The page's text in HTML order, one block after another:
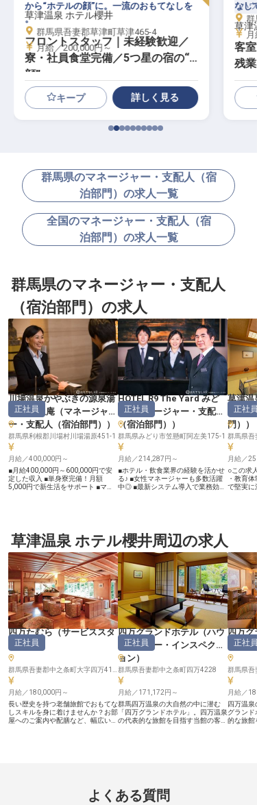
草津温泉 ホテル櫻井
フロントスタッフ｜未経験歓迎／
寮・社員食堂完備／5つ星の宿の“
顔”
から“ホテルの顔”に。一流のおもてなしを
。
群馬県吾妻郡草津町草津465-4
月給／200,000円～
キープ 詳しく見る
ハ
草津
客
残
く
なし
群
群馬県のマネージャー・支配人（宿
泊部門）の求人一覧
全国のマネージャー・支配人（宿
泊部門）の求人一覧
群馬県のマネージャー・支配人
（宿泊部門）の求人
川場温泉かやぶきの源泉湯
宿 悠湯里庵 （マネージャ
ー・支配人（宿泊部門）
）
正社員
群馬県利根郡川場村川場湯原451-1
月給／400,000円～
■月給400,000円～600,000円で安
定した収入 ■単身寮完備！月額
5,000円で新生活をサポート ■マネ
た、趣ある温泉宿でのお仕事です。
お客様一人ひとりに寄り添い、心に
残る滞在を演出するおもてなしの心
を大切にしています。 かやぶきの
温もりと源泉かけ流しの湯が織りな
す癒しの空間で、お客様に最高の安
らぎを提供しませんか。あなたの経
験と情熱が、この宿の新たな魅力を
創造します。 ーー【成長を支える
環境と、充実した福利厚生】 様々
な部署と連携し、旅館全体の成長を
肌で感じられるやりがいのある環境
です。あなたのマネジメント経験を
活かし、チームをまとめ、より良い
サービスを追求してください。 単
身寮や賄い、退職金制度など、長く
安心して働ける福利厚生も充実。心
安らぐ住まいと共に、キャリアアッ
プを目指せる理想の舞台がここにあ
ります。 ※2026年03月31日時点の
情報です
HOTEL R9 The Yard みど
り（マネージャー・支配人
（宿泊部門）
）
正社員
群馬県みどり市笠懸町阿左美175-1
月給／214,287円～
■ホテル・飲食業界の経験を活かせ
る♪ ■女性マネージャーも多数活躍
中◎ ■最新システム導入で業務効率
スマホでのセルフチェックインな
ど、DXを推進し、お客様の快適さ
と業務効率を両立させています。ホ
テルや飲食業界での経験を持つあな
たの知識とホスピタリティが、私た
ちのサービス品質をさらに高めてく
れるはず。チームワークを大切にし
ながら、お客様一人ひとりに寄り添
ったおもてなしを提供できる環境で
す★ 経験を活かしながら新しいホ
テル運営のカタチを一緒に創ってい
きましょう！ ーー【成長できる環
境で、あなたのキャリアを次のステ
ージへ】 当ホテルでは、運営マネ
ージャーとして予約管理からスタッ
フ教育、施設管理まで幅広い業務に
携わっていただきます。女性マネー
ジャーも多数活躍中で、性別に関わ
らずキャリアアップできる環境が整
っています♪ 夜勤はほとんどなく、
ワークライフバランスも確保。夏季
休暇3日、冬季休暇5日に加え、有
給休暇もしっかり取得できます◎
引っ越し費用援助制度もあるので、
草津温
ャー
門）
）
正社員
群馬県吾
月給／
○この求
・教育
で堅実に
草津のシ
近くに佇
東舘」で
マネージャー
～35万
結婚など
休暇制度
内で約
イステイ
運営する
テルフ
ジメント
っていた
宿泊部門
ージャー
を図りた
ョナル
からのご
す。 従業員割引制度、資格取得支
援制度と
生があり
草津温泉 ホテル櫻井周辺の求人
四万たむら（サービススタ
ッフ）
正社員
月給／180,000円～
長い歴史を持つ老舗旅館でおもてな
しスキルを身に着けませんか？お部
屋へのご案内や配膳など、幅広い業
イレ、ミニキッチン付！電気水道込
みで月7,000円～11,000円と破格の
四万グランドホテル（ハウ
スキーパー・インスペクシ
ョン）
正社員
群馬県吾妻郡中之条町四万4228
月給／171,172円～
群馬四万温泉の大自然の中に潜む
「四万グランドホテル」。四万温泉
の代表的な旅館を目指す当館の客室
道代込み、世帯寮も電気・水道代込
みです！ご家族との移住にもおすす
四万グ
ント）
正社員
群馬県吾
月給／
四万温泉
グランド
的な旅館
よくある質問